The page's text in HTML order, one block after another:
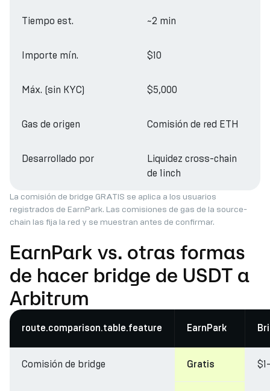
Tiempo est. ~2 min
Importe mín. $10
Máx. (sin KYC) $5,000
Gas de origen Comisión de red ETH
Desarrollado por
Liquidez cross-chain
de 1inch
La comisión de bridge GRATIS se aplica a los usuarios
registrados de EarnPark. Las comisiones de gas de la source-
chain las fija la red y se muestran antes de confirmar.
EarnPark vs. otras formas
de hacer bridge de USDT a
Arbitrum
route.comparison.table.feature EarnPark
Comisión de bridge Gratis